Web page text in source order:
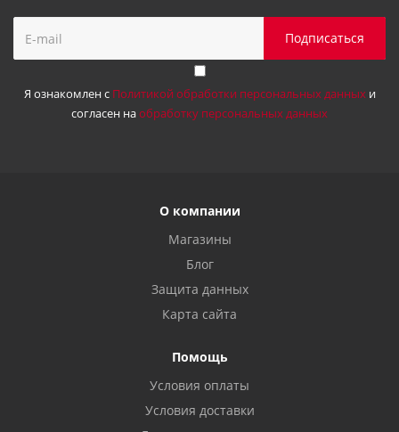
Я ознакомлен с Политикой обработки персональных данныхи
согласен наобработку персональных данных
О компании
Магазины
Блог
Защита данных
Карта сайта
Помощь
Условия оплаты
Условия доставки